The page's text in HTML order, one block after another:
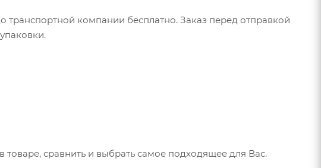
компании бесплатно. Заказ перед отправкой
сравнить и выбрать самое подходящее для Вас.